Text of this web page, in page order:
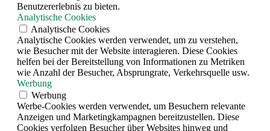
Benutzererlebnis zu bieten.
Analytische Cookies
Analytische Cookies
Analytische Cookies werden verwendet, um zu verstehen,
wie Besucher mit der Website interagieren. Diese Cookies
helfen bei der Bereitstellung von Informationen zu Metriken
wie Anzahl der Besucher, Absprungrate, Verkehrsquelle usw.
Werbung
Werbung
Werbe-Cookies werden verwendet, um Besuchern relevante
Anzeigen und Marketingkampagnen bereitzustellen. Diese
Cookies verfolgen Besucher über Websites hinweg und